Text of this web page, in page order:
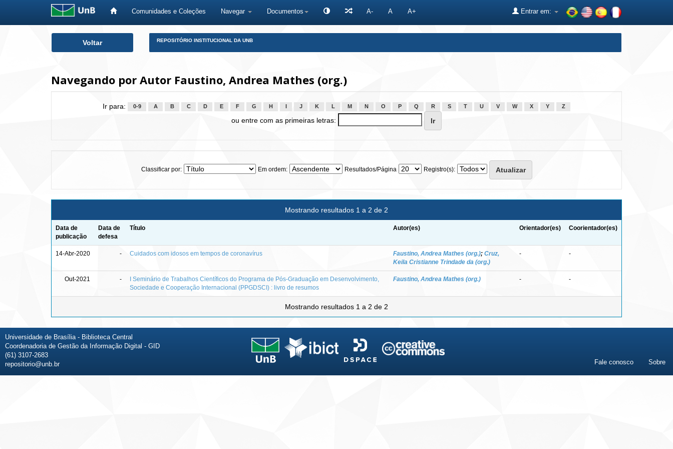
Comunidades e Coleções Navegar Documentos A- A A+ Entrar em:
Voltar REPOSITÓRIO INSTITUCIONAL DA UNB
Navegando por Autor Faustino, Andrea Mathes (org.)
Ir para: 0-9 A B C D E F G H J K L M N O P Q R S T U V W X Y Z
ou entre com as primeiras letras:
Classificar por: Em ordem: Resultados/Página Registro(s):
Mostrando resultados 1 a 2 de 2
Data de
publicação
Data de
defesa
Título Autor(es) Orientador(es) Coorientador(es)
14-Abr-2020 - Cuidados com idosos em tempos de coronavírus Faustino, Andrea Mathes (org.); Cruz,
Keila Cristianne Trindade da (org.)
- -
Out-2021 -
I Seminário de Trabalhos Científicos do Programa de Pós-Graduação em Desenvolvimento,
Sociedade e Cooperação Internacional (PPGDSCI) : livro de resumos
Faustino, Andrea Mathes (org.) - -
Mostrando resultados 1 a 2 de 2
Universidade de Brasília - Biblioteca Central
Coordenadoria de Gestão da Informação Digital - GID
(61) 3107-2683
repositorio@unb.br
Fale conosco Sobre